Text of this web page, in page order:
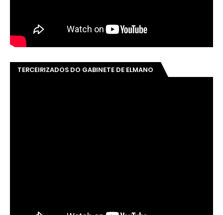
TERCEIRIZADOS DO GABINETE DE ELMANO